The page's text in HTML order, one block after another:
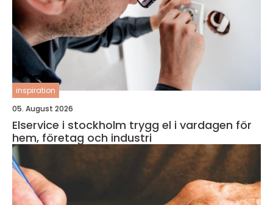
inspiration
05. August 2026
Elservice i stockholm trygg el i vardagen för
hem, företag och industri